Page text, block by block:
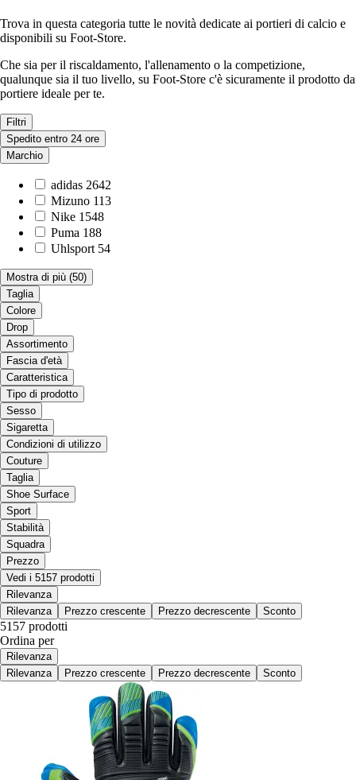
Trova in questa categoria tutte le novità dedicate ai portieri di calcio e
disponibili su Foot-Store.
Che sia per il riscaldamento, l'allenamento o la competizione,
qualunque sia il tuo livello, su Foot-Store c'è sicuramente il prodotto da
portiere ideale per te.
Filtri
Spedito entro 24 ore
Marchio
adidas 2642
Mizuno 113
Nike 1548
Puma 188
Uhlsport 54
Mostra di più (50)
Taglia
Colore
Drop
Assortimento
Fascia d'età
Caratteristica
Tipo di prodotto
Sesso
Sigaretta
Condizioni di utilizzo
Couture
Taglia
Shoe Surface
Sport
Stabilità
Squadra
Prezzo
Vedi i 5157 prodotti
Rilevanza
Rilevanza
Prezzo crescente Prezzo decrescente Sconto
5157 prodotti
Ordina per
Rilevanza
Rilevanza
Prezzo crescente Prezzo decrescente Sconto